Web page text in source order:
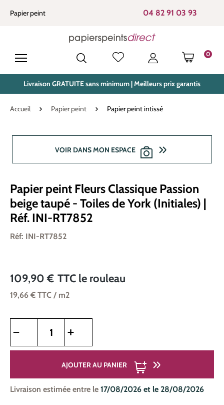
principal
Papier peint 04 82 91 03 93
0
LE
Livraison GRATUITE sans minimum | Meilleurs prix garantis
Accueil Papier peint Papier peint intissé
VOIR DANS MON ESPACE
Papier peint Fleurs Classique Passion
beige taupé - Toiles de York (Initiales) |
Réf. INI-RT7852
Réf: INI-RT7852
109,90 € TTC le rouleau
19,66 € TTC / m2
AJOUTER AU PANIER
Livraison estimée entre le 17/08/2026 et le 28/08/2026